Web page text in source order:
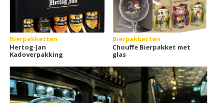
Bierpakketten
Hertog-Jan
Kadoverpakking
Bierpakketten
Chouffe Bierpakket met
glas